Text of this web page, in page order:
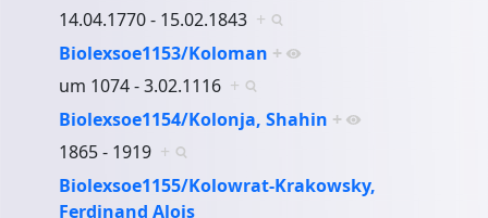
14.04.1770 - 15.02.1843 +
Biolexsoe1153/Koloman +
um 1074 - 3.02.1116 +
Biolexsoe1154/Kolonja, Shahin +
1865 - 1919 +
Biolexsoe1155/Kolowrat-Krakowsky,
Ferdinand Alois